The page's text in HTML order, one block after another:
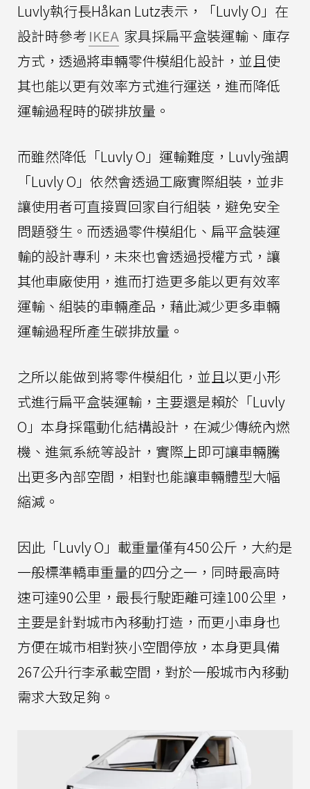
Luvly執行長Håkan Lutz表示，「Luvly O」在
設計時參考 IKEA 家具採扁平盒裝運輸、庫存
方式，透過將車輛零件模組化設計，並且使
其也能以更有效率方式進行運送，進而降低
運輸過程時的碳排放量。
而雖然降低「Luvly O」運輸難度，Luvly強調
「Luvly O」依然會透過工廠實際組裝，並非
讓使用者可直接買回家自行組裝，避免安全
問題發生。而透過零件模組化、扁平盒裝運
輸的設計專利，未來也會透過授權方式，讓
其他車廠使用，進而打造更多能以更有效率
運輸、組裝的車輛產品，藉此減少更多車輛
運輸過程所產生碳排放量。
之所以能做到將零件模組化，並且以更小形
式進行扁平盒裝運輸，主要還是賴於「Luvly
O」本身採電動化結構設計，在減少傳統內燃
機、進氣系統等設計，實際上即可讓車輛騰
出更多內部空間，相對也能讓車輛體型大幅
縮減。
因此「Luvly O」載重量僅有450公斤，大約是
一般標準轎車重量的四分之一，同時最高時
速可達90公里，最長行駛距離可達100公里，
主要是針對城市內移動打造，而更小車身也
方便在城市相對狹小空間停放，本身更具備
267公升行李承載空間，對於一般城市內移動
需求大致足夠。